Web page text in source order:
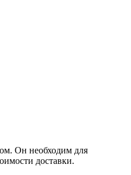
Он необходим для
доставки.